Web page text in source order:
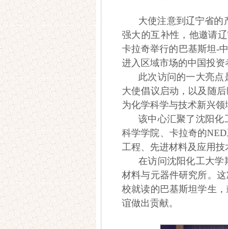
大使注意到辽宁省的
强大的互补性，他邀请
卡拉奇举行的巴基斯坦-
进入区域市场的中国投资
此次访问的一大亮
大使倡议启动，以及随
为化学科学与技术新兴领
该中心汇聚了沈阳化
科学学院、卡拉奇的
工程、先进材料及应用技
在访问沈阳化工大学
材料与元器件研究所。
校就读的巴基斯坦学生
谊做出贡献。